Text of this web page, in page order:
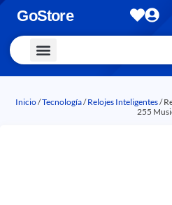
GoStore
Inicio/Tecnología/Relojes Inteligentes/
255